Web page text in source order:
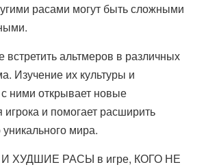
расами могут быть сложными
альтмеров в различных
Изучение их культуры и
ними открывает новые
и помогает расширить
мира.
ХУДШИЕ РАСЫ в игре, КОГО НЕ